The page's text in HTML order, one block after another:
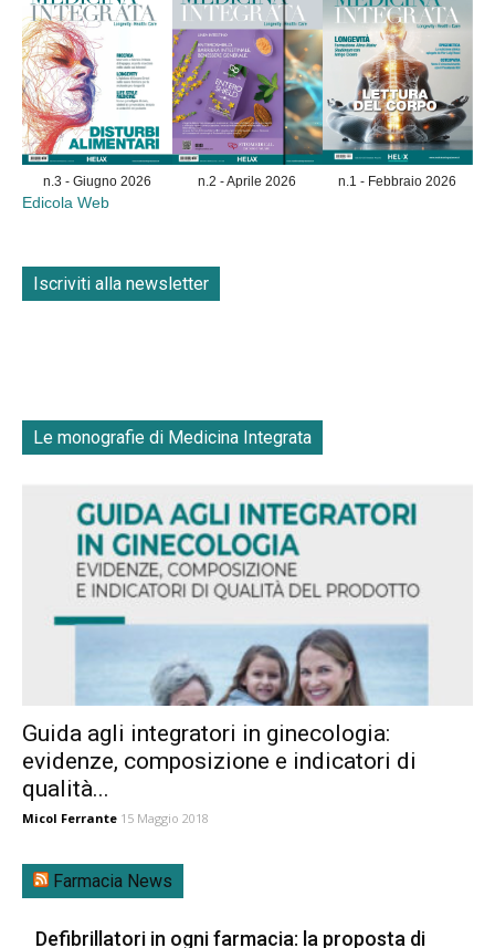
n.3 - Giugno 2026 n.2 - Aprile 2026 n.1 - Febbraio 2026
Edicola Web
Iscriviti alla newsletter
Le monografie di Medicina Integrata
Guida agli integratori in ginecologia:
evidenze, composizione e indicatori di
qualità...
Micol Ferrante 15 Maggio 2018
Farmacia News
Defibrillatori in ogni farmacia: la proposta di